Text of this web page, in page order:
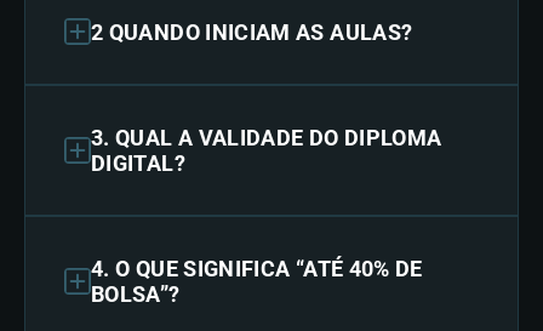
2 QUANDO INICIAM AS AULAS?
3. QUAL A VALIDADE DO DIPLOMA
DIGITAL?
4. O QUE SIGNIFICA “ATÉ 40% DE
BOLSA”?